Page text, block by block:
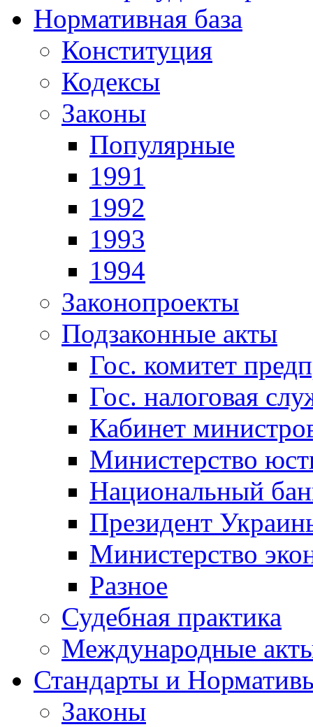
Нормативная база
Конституция
Кодексы
Законы
Популярные
1991
1992
1993
1994
Законопроекты
Подзаконные акты
Гос. комитет
Гос. налоговая
Кабинет
Министерство
Национальный
Президент
Министерство
Разное
Судебная практика
Международные
Стандарты и
Законы